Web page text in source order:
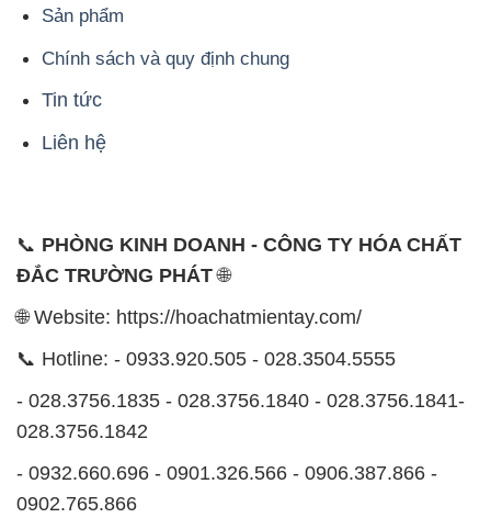
Sản phẩm
Chính sách và quy định chung
Tin tức
Liên hệ
📞 PHÒNG KINH DOANH - CÔNG TY HÓA CHẤT
ĐẮC TRƯỜNG PHÁT🌐
🌐 Website: https://hoachatmientay.com/
📞 Hotline: - 0933.920.505 - 028.3504.5555
- 028.3756.1835 - 028.3756.1840 - 028.3756.1841-
028.3756.1842
- 0932.660.696 - 0901.326.566 - 0906.387.866 -
0902.765.866